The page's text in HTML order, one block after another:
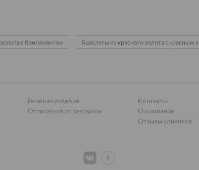
с бриллиантом Браслеты из красного золота с красным
Возврат изделия
Отписаться от рассылок
Контакты
О компании
Отзывы клиентов
Алейск доставка
Алексеево-Лозовское доставка